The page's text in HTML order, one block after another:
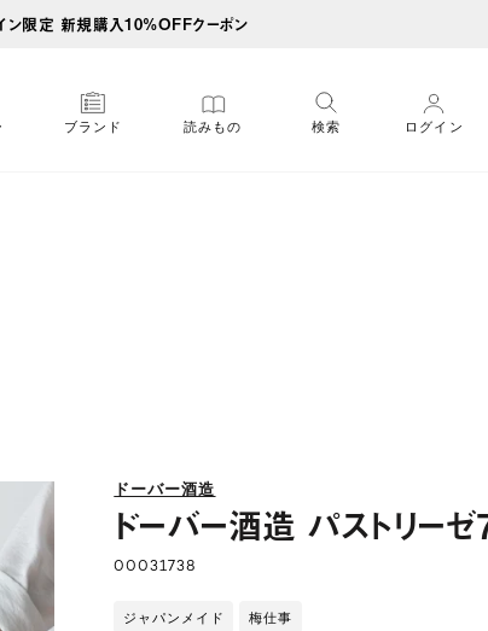
限定 新規購入10%OFFクーポン
ブランド 読みもの 検索 ログイン
ドーバー酒造
ドーバー酒造 パストリ
00031738
ジャパンメイド 梅仕事